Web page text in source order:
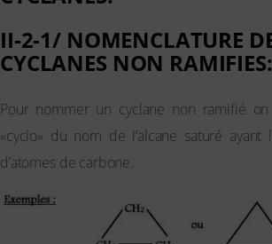
II-2-1/ NOMENCLATURE
CYCLANES NON RAMIFIES:
Pour nommer un cyclane non ramifié
«cyclo» du nom de l’alcane saturé
d’atomes de carbone.